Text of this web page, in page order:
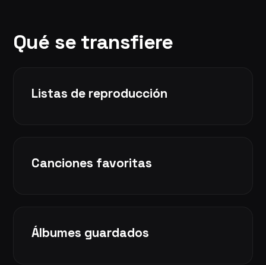
Qué se transfiere
Listas de reproducción
Canciones favoritas
Álbumes guardados